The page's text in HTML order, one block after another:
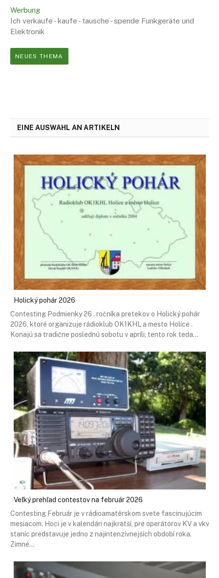
Werbung
Ich verkaufe - kaufe - tausche - spende Funkgeräte und
Elektronik
NEUES THEMA
EINE AUSWAHL AN ARTIKELN
Holický pohár 2026
Contesting Podmienky 26 . ročníka pretekov o Holický pohár
2026, ktoré organizuje rádioklub OK1KHL a mesto Holice .
Konajú sa tradične poslednú sobotu v apríli, tento rok teda…
Veľký prehľad contestov na február 2026
Contesting Február je v rádioamatérskom svete fascinujúcim
mesiacom. Hoci je v kalendári najkratší, pre operátorov KV a vkv
staníc predstavuje jedno z najintenzívnejších období roka.
Zimné…